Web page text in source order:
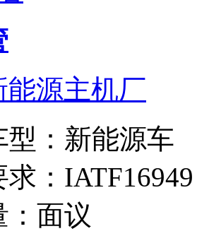
能源主机厂
： 新能源车
： IATF16949
面议